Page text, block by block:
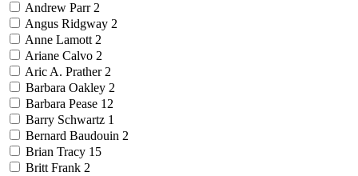
Andrew Parr 2
Angus Ridgway 2
Anne Lamott 2
Ariane Calvo 2
Aric A. Prather 2
Barbara Oakley 2
Barbara Pease 12
Barry Schwartz 1
Bernard Baudouin 2
Brian Tracy 15
Britt Frank 2